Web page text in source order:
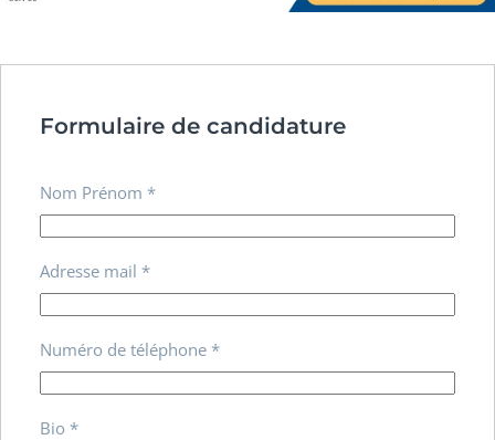
Formulaire de candidature
Nom Prénom *
Adresse mail *
Numéro de téléphone *
Bio *